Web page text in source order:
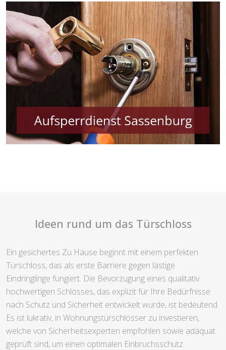
Ideen rund um das Türschloss
Ein gesichertes Zu Hause beginnt mit einem perfekten
Türschloss, das als erste Barriere gegen lästige
Eindringlinge fungiert. Die Bevorzugung eines qualitativ
hochwertigen Schlosses, das explizit für Ihre Bedürfnisse
nach Schutz und Sicherheit entwickelt wurde, ist bedeutend.
Es ist lukrativ, in Wohnungstürschlösser zu investieren,
welche von Sicherheitsexperten empfohlen sowie adäquat
geprüft sind, um einen optimalen Einbruchsschutz